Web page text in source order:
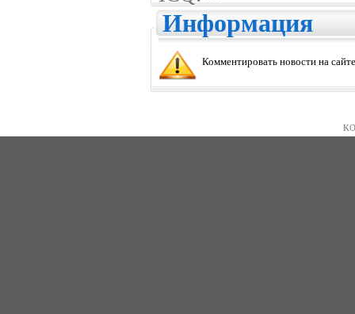
Информация
Комментировать новости на